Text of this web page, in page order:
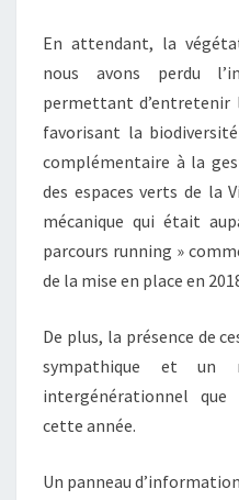
En attendant, la
nous avons perdu
permettant d’entretenir
favorisant la
complémentaire à la
des espaces verts de la
mécanique qui était
parcours running »
de la mise en place en
De plus, la présence de
sympathique et un
intergénérationnel que
cette année.
Un panneau